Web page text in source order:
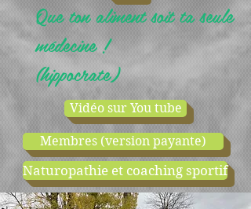
Que ton aliment soit ta seule
médecine !
(hippocrate)
Vidéo sur You tube
Membres (version payante)
Naturopathie et coaching sportif